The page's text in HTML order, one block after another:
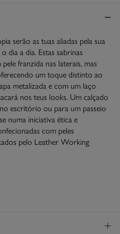
serão as tuas aliadas pela sua
dia a dia. Estas sabrinas
franzida nas laterais, mas
um toque distinto ao
metalizada e com um laço
nos teus looks. Um calçado
escritório ou para um passeio
numa iniciativa ética e
com peles
pelo Leather Working